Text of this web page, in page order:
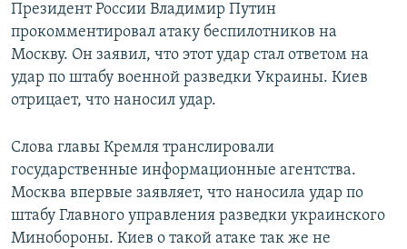
Президент России Владимир Путин
прокомментировал атаку беспилотников на
Москву. Он заявил, что этот удар стал ответом на
удар по штабу военной разведки Украины. Киев
отрицает, что наносил удар.
Слова главы Кремля транслировали
государственные информационные агентства.
Москва впервые заявляет, что наносила удар по
штабу Главного управления разведки украинского
Минобороны. Киев о такой атаке так же не